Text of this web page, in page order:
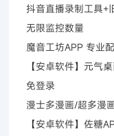
抖音直播录制工具+
无限监控数量
魔音工坊APP 专业
【安卓软件】元气
免登录
漫士多漫画/超多漫
【安卓软件】佐糖